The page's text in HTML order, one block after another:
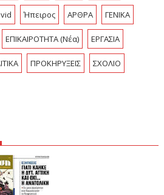
vid Ήπειρος ΑΡΘΡΑ ΓΕΝΙΚΑ
ΕΠΙΚΑΙΡΟΤΗΤΑ (Νέα) ΕΡΓΑΣΙΑ
ΠΡΟΚΗΡΥΞΕΙΣ ΣΧΟΛΙΟ